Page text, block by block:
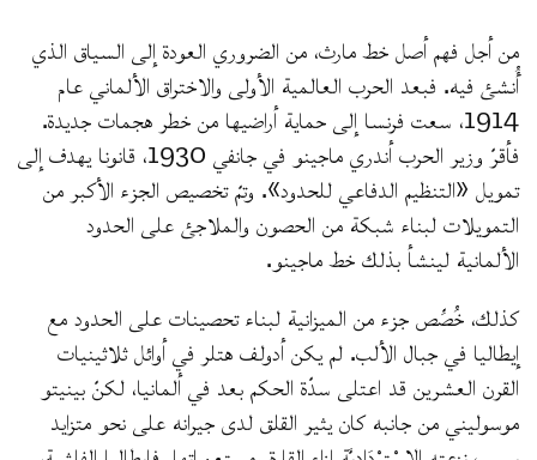
من أجل فهم أصل خط مارث، من الضروري العودة إلى السياق الذي
أُنشئ فيه. فبعد الحرب العالمية الأولى والاختراق الألماني عام
1914، سعت فرنسا إلى حماية أراضيها من خطر هجمات جديدة.
فأقرّ وزير الحرب أندري ماجينو في جانفي 1930، قانونا يهدف إلى
تمويل «التنظيم الدفاعي للحدود». وتمّ تخصيص الجزء الأكبر من
التمويلات لبناء شبكة من الحصون والملاجئ على الحدود
الألمانية لينشأ بذلك خط ماجينو.
كذلك، خُصِّص جزء من الميزانية لبناء تحصينات على الحدود مع
إيطاليا في جبال الألب. لم يكن أدولف هتلر في أوائل ثلاثينيات
القرن العشرين قد اعتلى سدّة الحكم بعد في ألمانيا، لكنّ بينيتو
موسوليني من جانبه كان يثير القلق لدى جيرانه على نحو متزايد